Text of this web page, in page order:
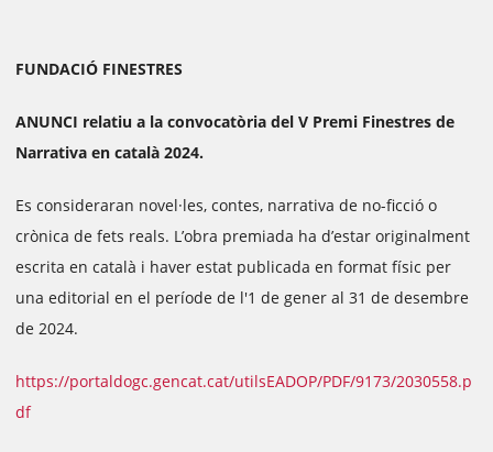
FUNDACIÓ FINESTRES
ANUNCI relatiu a la convocatòria del V Premi Finestres de
Narrativa en català 2024.
Es consideraran novel·les, contes, narrativa de no-ficció o
crònica de fets reals. L’obra premiada ha d’estar originalment
escrita en català i haver estat publicada en format físic per
una editorial en el període de l'1 de gener al 31 de desembre
de 2024.
https://portaldogc.gencat.cat/utilsEADOP/PDF/9173/2030558.p
df